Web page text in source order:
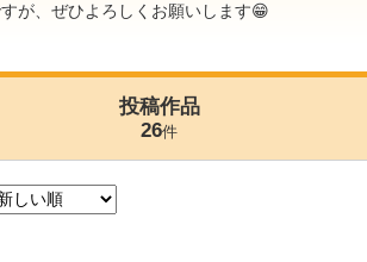
が、ぜひよろしくお願いします😁
投稿作品
26件